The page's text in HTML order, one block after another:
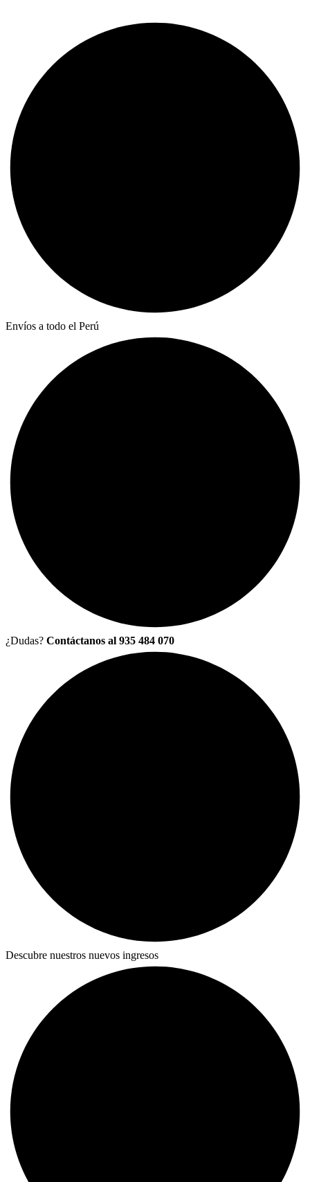
Envíos a todo el Perú
¿Dudas? Contáctanos al 935 484 070
Descubre nuestros nuevos ingresos